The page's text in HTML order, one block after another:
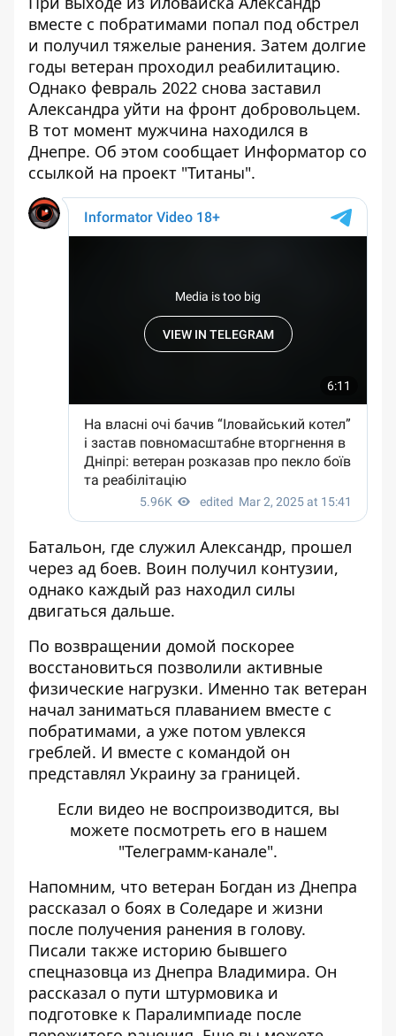
вместе с побратимами попал под обстрел
и получил тяжелые ранения. Затем долгие
годы ветеран проходил реабилитацию.
Однако февраль 2022 снова заставил
Александра уйти на фронт добровольцем.
В тот момент мужчина находился в
Днепре. Об этом сообщает Информатор со
ссылкой на проект "Титаны".
Батальон, где служил Александр, прошел
через ад боев. Воин получил контузии,
однако каждый раз находил силы
двигаться дальше.
По возвращении домой поскорее
восстановиться позволили активные
физические нагрузки. Именно так ветеран
начал заниматься плаванием вместе с
побратимами, а уже потом увлекся
греблей. И вместе с командой он
представлял Украину за границей.
Если видео не воспроизводится, вы
можете посмотреть его в нашем
"Телеграмм-канале".
Напомним, что ветеран Богдан из Днепра
рассказал о боях в Соледаре и жизни
после получения ранения в голову.
Писали также историю бывшего
спецназовца из Днепра Владимира. Он
рассказал о пути штурмовика и
подготовке к Паралимпиаде после